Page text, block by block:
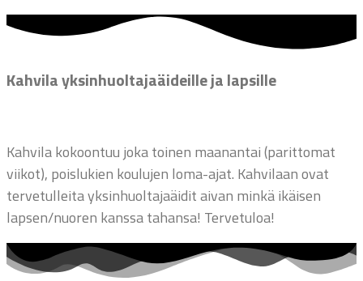
Kahvila yksinhuoltajaäideille ja lapsille
Kahvila kokoontuu joka toinen maanantai (parittomat
viikot), poislukien koulujen loma-ajat. Kahvilaan ovat
tervetulleita yksinhuoltajaäidit aivan minkä ikäisen
lapsen/nuoren kanssa tahansa! Tervetuloa!